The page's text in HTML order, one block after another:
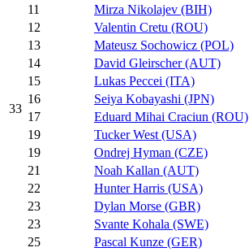
33
11
Mirza Nikolajev (BIH)
12
Valentin Cretu (ROU)
13
Mateusz Sochowicz (POL)
14
David Gleirscher (AUT)
15
Lukas Peccei (ITA)
16
Seiya Kobayashi (JPN)
17
Eduard Mihai Craciun (ROU)
19
Tucker West (USA)
19
Ondrej Hyman (CZE)
21
Noah Kallan (AUT)
22
Hunter Harris (USA)
23
Dylan Morse (GBR)
23
Svante Kohala (SWE)
25
Pascal Kunze (GER)